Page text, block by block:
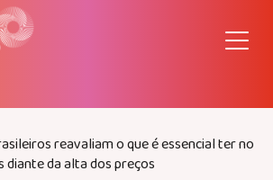
reavaliam o que é essencial ter no
diante da alta dos preços